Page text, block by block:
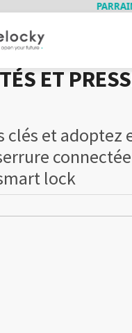
PARRAINEZ
ET
clés et adoptez
lock